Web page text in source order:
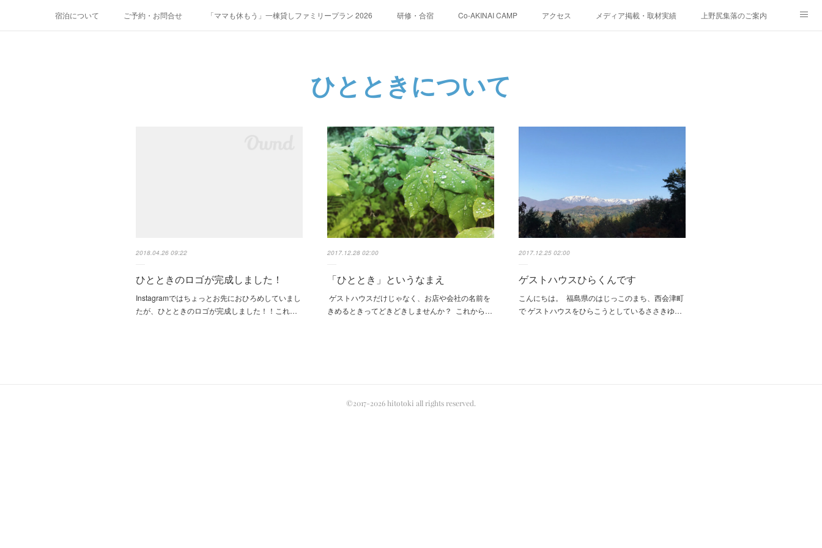
宿泊について ご予約・お問合せ 「ママも休もう」一棟貸しファミリープラン 2026 研修・合宿 Co-AKINAI CAMP アクセス メディア掲載・取材実績 上野尻集落のご案内
ひとときについて
2018.04.26 09:22
ひとときのロゴが完成しました！
Instagramではちょっとお先におひろめしていまし
たが、ひとときのロゴが完成しました！！これ…
2017.12.28 02:00
「ひととき」というなまえ
ゲストハウスだけじゃなく、お店や会社の名前を
きめるときってどきどきしませんか？ これから…
2017.12.25 02:00
ゲストハウスひらくんです
こんにちは。 福島県のはじっこのまち、西会津町
で ゲストハウスをひらこうとしているささきゆ…
©2017-2026 hitotoki all rights reserved.